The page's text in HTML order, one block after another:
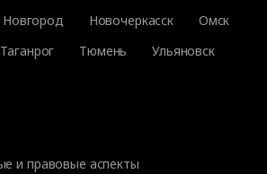
Новочеркасск
Омск
Таганрог Тюмень
Ульяновск
и правовые аспекты